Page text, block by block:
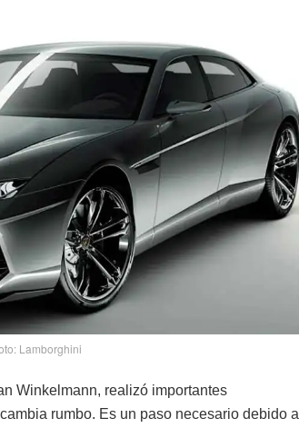
Lamborghini
Winkelmann, realizó importantes
rumbo. Es un paso necesario debido a